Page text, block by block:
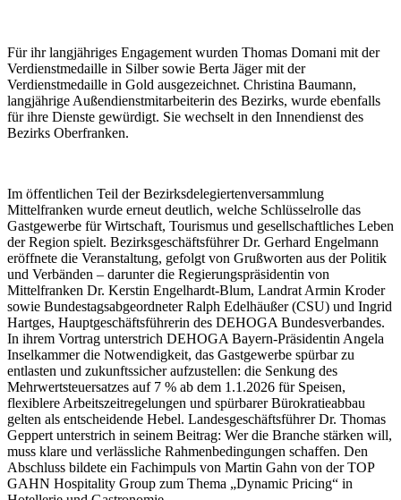
Für ihr langjähriges Engagement wurden Thomas Domani mit der
Verdienstmedaille in Silber sowie Berta Jäger mit der
Verdienstmedaille in Gold ausgezeichnet. Christina Baumann,
langjährige Außendienstmitarbeiterin des Bezirks, wurde ebenfalls
für ihre Dienste gewürdigt. Sie wechselt in den Innendienst des
Bezirks Oberfranken.
Im öffentlichen Teil der Bezirksdelegiertenversammlung
Mittelfranken wurde erneut deutlich, welche Schlüsselrolle das
Gastgewerbe für Wirtschaft, Tourismus und gesellschaftliches Leben
der Region spielt. Bezirksgeschäftsführer Dr. Gerhard Engelmann
eröffnete die Veranstaltung, gefolgt von Grußworten aus der Politik
und Verbänden – darunter die Regierungspräsidentin von
Mittelfranken Dr. Kerstin Engelhardt-Blum, Landrat Armin Kroder
sowie Bundestagsabgeordneter Ralph Edelhäußer (CSU) und Ingrid
Hartges, Hauptgeschäftsführerin des DEHOGA Bundesverbandes.
In ihrem Vortrag unterstrich DEHOGA Bayern-Präsidentin Angela
Inselkammer die Notwendigkeit, das Gastgewerbe spürbar zu
entlasten und zukunftssicher aufzustellen: die Senkung des
Mehrwertsteuersatzes auf 7 % ab dem 1.1.2026 für Speisen,
flexiblere Arbeitszeitregelungen und spürbarer Bürokratieabbau
gelten als entscheidende Hebel. Landesgeschäftsführer Dr. Thomas
Geppert unterstrich in seinem Beitrag: Wer die Branche stärken will,
muss klare und verlässliche Rahmenbedingungen schaffen. Den
Abschluss bildete ein Fachimpuls von Martin Gahn von der TOP
GAHN Hospitality Group zum Thema „Dynamic Pricing“ in